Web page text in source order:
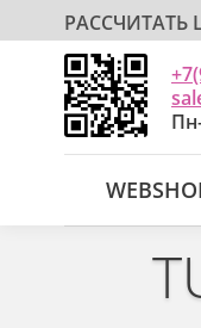
РАССЧИТАТЬ